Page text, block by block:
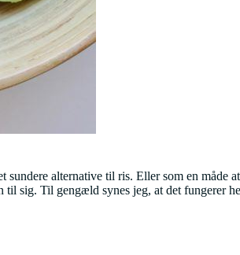
alternative til ris. Eller som en måde
sig. Til gengæld synes jeg, at det fungerer